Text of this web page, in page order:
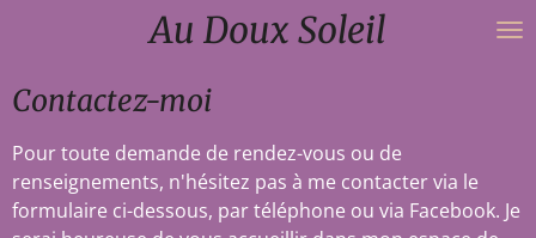
principal
Au Doux Soleil
Contactez-moi
Pour toute demande de rendez-vous ou de
renseignements, n'hésitez pas à me contacter via le
formulaire ci-dessous, par téléphone ou via Facebook. Je